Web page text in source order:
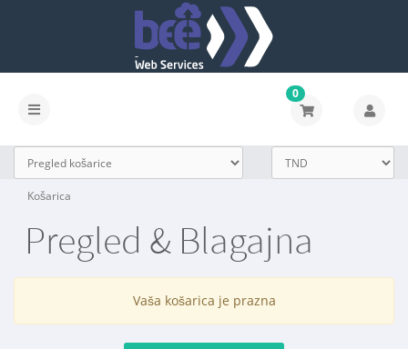
0
Košarica
Pregled & Blagajna
Vaša košarica je prazna